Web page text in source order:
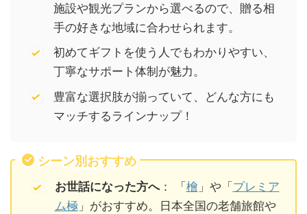
施設や観光プランから選べるので、贈る相
手の好きな地域に合わせられます。
初めてギフトを使う人でもわかりやすい、
丁寧なサポート体制が魅力。
豊富な選択肢が揃っていて、どんな方にも
マッチするラインナップ！
シーン別おすすめ
お世話になった方へ： 「 檜 」や「 プレミア
ム極」がおすすめ。日本全国の老舗旅館や